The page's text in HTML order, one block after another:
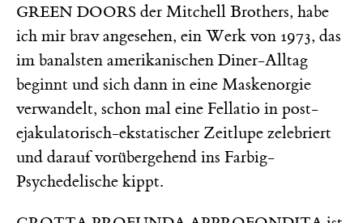
GREEN DOORS der Mitchell Brothers, habe
ich mir brav angesehen, ein Werk von 1973, das
im banalsten amerikanischen Diner-Alltag
beginnt und sich dann in eine Maskenorgie
verwandelt, schon mal eine Fellatio in post-
ejakulatorisch-ekstatischer Zeitlupe zelebriert
und darauf vorübergehend ins Farbig-
Psychedelische kippt.